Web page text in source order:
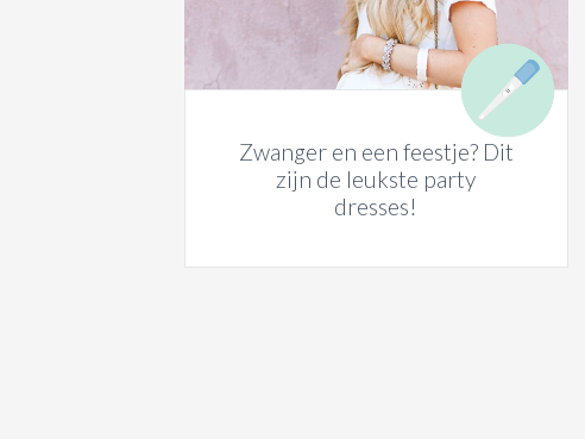
Zwanger en een feestje? Dit
zijn de leukste party
dresses!